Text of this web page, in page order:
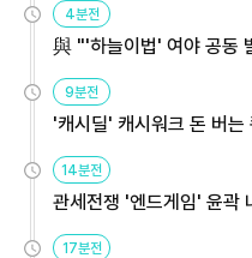
4분전
與 "'하늘이법' 여야 공동
9분전
'캐시딜' 캐시워크 돈 버는
14분전
관세전쟁 '엔드게임' 윤곽
용해야
17분전